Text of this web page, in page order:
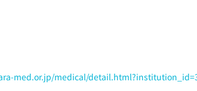
med.or.jp/medical/